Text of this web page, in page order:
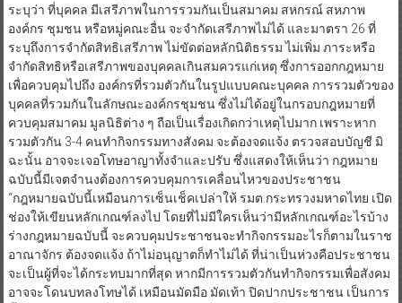
ระบุว่า ที่บุคคล มีเสรีภาพในการรวมกันเป็นสมาคม สหกรณ์ สหภาพ
องค์กร ชุมชน หรือหมู่คณะอื่น จะจำกัดเสรีภาพไม่ได้ และมาตรา 26 ที่
ระบุถึงการจำกัดสิทธิเสรีภาพ ไม่ขัดต่อหลักนิติธรรม ไม่เพิ่ม ภาระหรือ
จำกัดสิทธิหรือเสรีภาพของบุคคลเกินสมควรแก่เหตุ ซึ่งการออกกฎหมาย
เพื่อควบคุมไปถึง องค์กรที่รวมตัวกันในรูปแบบคณะบุคคล การรวมตัวของ
บุคคลที่รวมกันในลักษณะองค์กรชุมชน ซึ่งไม่ได้อยู่ในกรอบกฎหมายที่
ควบคุมสมาคม มูลนิธิต่าง ๆ ถือเป็นเรื่องเกิดกว่าเหตุไปมาก เพราะหาก
รวมตัวกัน 3-4 คนทำกิจกรรมทางสังคม จะต้องจดแจ้ง ตรวจสอบบัญชี มิ
ฉะนั้น อาจจะเจอโทษอาญาทั้งจำและปรับ ซึ่งแสดงให้เห็นว่า กฎหมาย
ฉบับนี้มีเจตจำนงต้องการควบคุมการเคลื่อนไหวของประชาชน
“กฎหมายฉบับนี้เหมือนการเซ็นเช็คเปล่าให้ รมต.กระทรวงมหาดไทย เปิด
ช่องให้เขียนหลักเกณฑ์ลงไป โดยที่ไม่มีใครเห็นว่ามีหลักเกณฑ์อะไรบ้าง
ร่างกฎหมายฉบับนี้ จะควบคุมประชาชนจะทำกิจกรรมอะไรก็ตามในราช
อาณาจักร ต้องจดแจ้ง ถ้าไม่อนุญาตก็ทำไม่ได้ ที่น่าเป็นห่วงคือประชาชน
จะเป็นผู้ที่จะได้กระทบมากที่สุด หากมีการรวมตัวกันทำกิจกรรมเพื่อสังคม
อาจจะโดนบทลงโทษได้ เหมือนมัดมือ มัดเท้า ปิดปากประชาชน เป็นการ